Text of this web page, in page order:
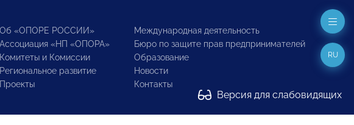
Об «ОПОРЕ РОССИИ»
Ассоциация «НП «ОПОРА»
Комитеты и Комиссии
Региональное развитие
Проекты
Международная деятельность
Бюро по защите прав предпринимателей
Образование
Новости
Контакты
Версия для слабовидящих
RU